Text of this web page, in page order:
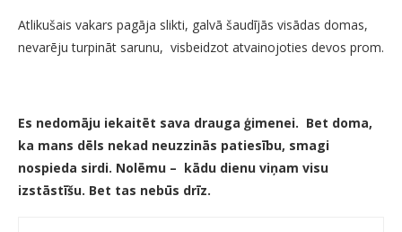
Atlikušais vakars pagāja slikti, galvā šaudījās visādas domas,
nevarēju turpināt sarunu, visbeidzot atvainojoties devos prom.
Es nedomāju iekaitēt sava drauga ģimenei. Bet doma,
ka mans dēls nekad neuzzinās patiesību, smagi
nospieda sirdi. Nolēmu – kādu dienu viņam visu
izstāstīšu. Bet tas nebūs drīz.